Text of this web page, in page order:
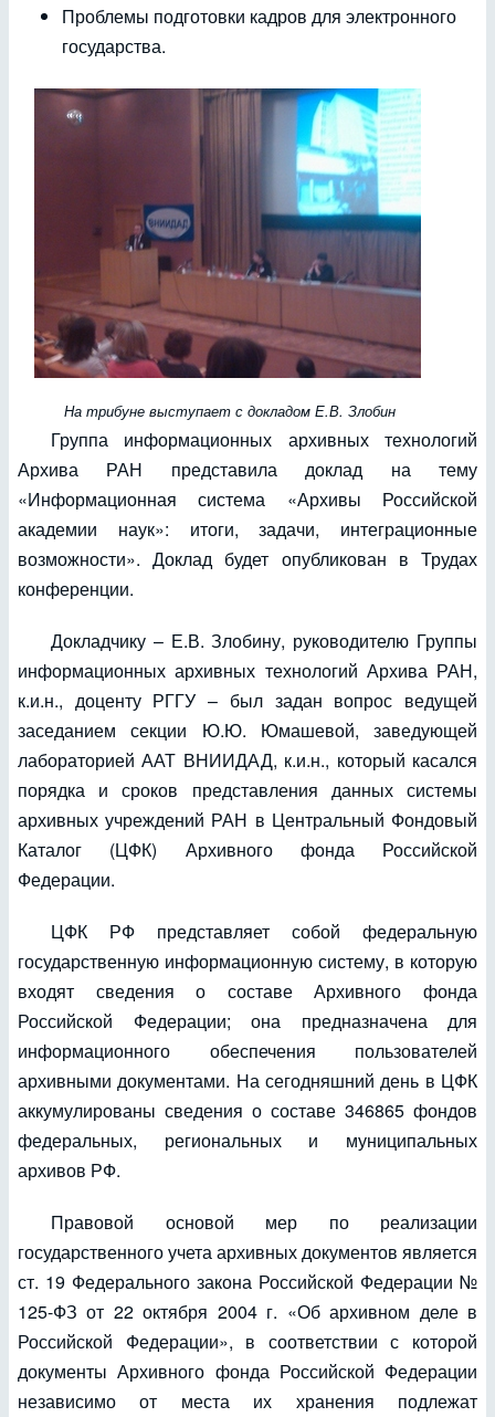
Проблемы подготовки кадров для электронного
государства.
На трибуне выступает с докладом Е.В. Злобин
Группа информационных архивных технологий
Архива РАН представила доклад на тему
«Информационная система «Архивы Российской
академии наук»: итоги, задачи, интеграционные
возможности». Доклад будет опубликован в Трудах
конференции.
Докладчику – Е.В. Злобину, руководителю Группы
информационных архивных технологий Архива РАН,
к.и.н., доценту РГГУ – был задан вопрос ведущей
заседанием секции Ю.Ю. Юмашевой, заведующей
лабораторией ААТ ВНИИДАД, к.и.н., который касался
порядка и сроков представления данных системы
архивных учреждений РАН в Центральный Фондовый
Каталог (ЦФК) Архивного фонда Российской
Федерации.
ЦФК РФ представляет собой федеральную
государственную информационную систему, в которую
входят сведения о составе Архивного фонда
Российской Федерации; она предназначена для
информационного обеспечения пользователей
архивными документами. На сегодняшний день в ЦФК
аккумулированы сведения о составе 346865 фондов
федеральных, региональных и муниципальных
архивов РФ.
Правовой основой мер по реализации
государственного учета архивных документов является
ст. 19 Федерального закона Российской Федерации №
125-ФЗ от 22 октября 2004 г. «Об архивном деле в
Российской Федерации», в соответствии с которой
документы Архивного фонда Российской Федерации
независимо от места их хранения подлежат